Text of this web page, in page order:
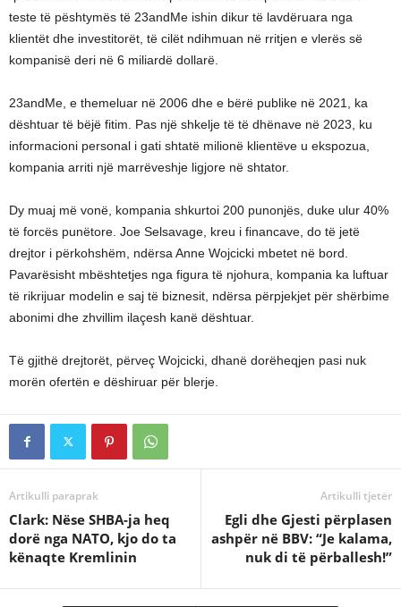
teste të pështymës të 23andMe ishin dikur të lavdëruara nga
klientët dhe investitorët, të cilët ndihmuan në rritjen e vlerës së
kompanisë deri në 6 miliardë dollarë.
23andMe, e themeluar në 2006 dhe e bërë publike në 2021, ka
dështuar të bëjë fitim. Pas një shkelje të të dhënave në 2023, ku
informacioni personal i gati shtatë milionë klientëve u ekspozua,
kompania arriti një marrëveshje ligjore në shtator.
Dy muaj më vonë, kompania shkurtoi 200 punonjës, duke ulur 40%
të forcës punëtore. Joe Selsavage, kreu i financave, do të jetë
drejtor i përkohshëm, ndërsa Anne Wojcicki mbetet në bord.
Pavarësisht mbështetjes nga figura të njohura, kompania ka luftuar
të rikrijuar modelin e saj të biznesit, ndërsa përpjekjet për shërbime
abonimi dhe zhvillim ilaçesh kanë dështuar.
Të gjithë drejtorët, përveç Wojcicki, dhanë dorëheqjen pasi nuk
morën ofertën e dëshiruar për blerje.
Artikulli paraprak
Clark: Nëse SHBA-ja heq
dorë nga NATO, kjo do ta
kënaqte Kremlinin
Artikulli tjetër
Egli dhe Gjesti përplasen
ashpër në BBV: “Je kalama,
nuk di të përballesh!”